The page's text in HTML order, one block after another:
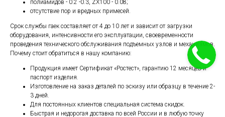
полиамидов - 0.2 -0.3, ZX100 - 0.08;
отсутствие пор и вредных примесей.
Срок службы гаек составляет от 4 до 10 лет и зависит от загрузки
оборудования, интенсивности его эксплуатации, своевременности
проведения технического обслуживания подъемных узлов и механизмов.
Почему стоит обратиться в нашу компанию:
Продукция имеет Сертификат «Ростест», гарантию 12 месяцев и
паспорт изделия.
Изготовление на заказ деталей по эскизу или образцу в течение 2-
3 дней.
Для постоянных клиентов специальная система скидок.
Быстрая и недорогая доставка по всей России и в любую точку